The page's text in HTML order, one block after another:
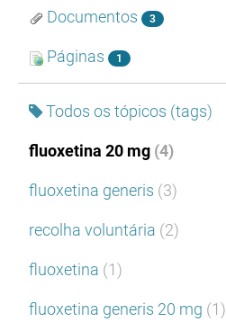
Documentos 3
Páginas 1
Todos os tópicos (tags)
fluoxetina 20 mg (4)
fluoxetina generis (3)
recolha voluntária (2)
fluoxetina (1)
fluoxetina generis 20 mg (1)